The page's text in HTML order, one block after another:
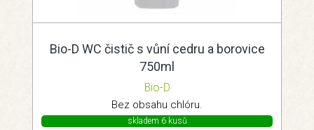
Bio-D WC čistič s vůní cedru a borovice
750ml
Bio-D
Bez obsahu chlóru.
skladem 6 kusů